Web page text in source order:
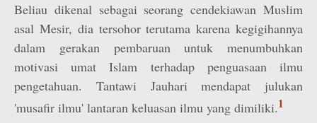
Beliau dikenal sebagai seorang cendekiawan Muslim
asal Mesir, dia tersohor terutama karena kegigihannya
dalam gerakan pembaruan untuk menumbuhkan
motivasi umat Islam terhadap penguasaan ilmu
pengetahuan. Tantawi Jauhari mendapat julukan
'musafir ilmu' lantaran keluasan ilmu yang dimiliki.1